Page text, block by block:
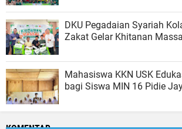
DKU Pegadaian Syariah
Zakat Gelar Khitanan Massal
Mahasiswa KKN USK
bagi Siswa MIN 16 Pidie